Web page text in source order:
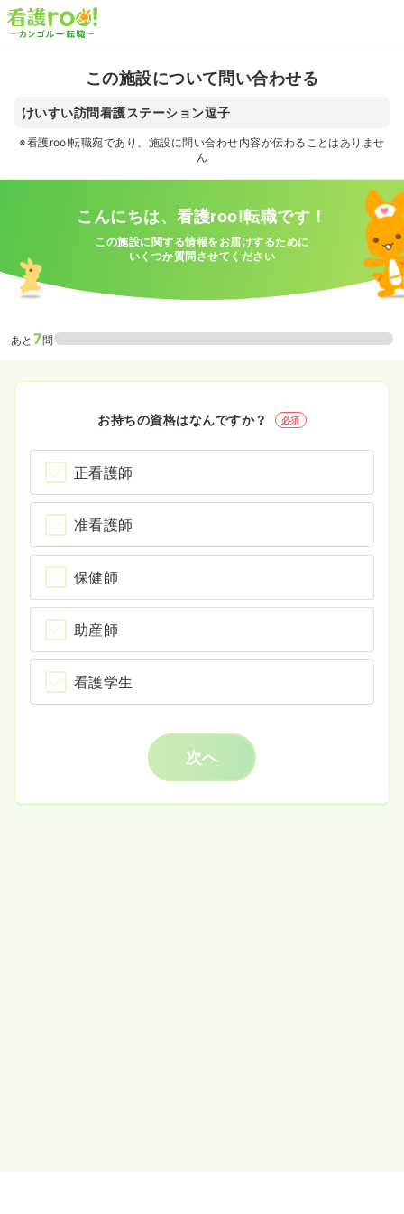
この施設について問い合わせる
けいすい訪問看護ステーション逗子
※看護roo!転職宛であり、施設に問い合わせ内容が伝わることはありませ
ん
こんにちは、看護roo!転職です！
この施設に関する情報をお届けするために
いくつか質問させてください
あと 7問
お持ちの資格はなんですか？ 必須
正看護師
准看護師
保健師
助産師
看護学生
次へ